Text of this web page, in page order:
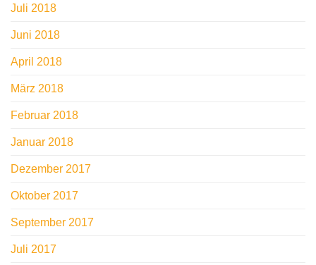
Juli 2018
Juni 2018
April 2018
März 2018
Februar 2018
Januar 2018
Dezember 2017
Oktober 2017
September 2017
Juli 2017